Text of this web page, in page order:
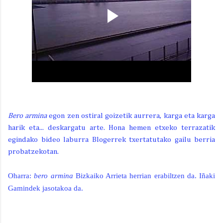
Bero arminaegon zen ostiral goizetik aurrera, karga eta karga
harik eta... deskargatu arte. Hona hemen etxeko terrazatik
egindako bideo laburra Blogerrek txertatutako gailu berria
probatzekotan.
Oharra:bero armina Bizkaiko Arrieta herrian erabiltzen da. Iñaki
Gamindek jasotakoa da.